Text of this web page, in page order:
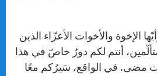
الإخوة والأخوات الأعزّاء الذين
أنتم لكم دورٌ خاصّ في هذا
مضى. في الواقع، سَيرُكم معًا